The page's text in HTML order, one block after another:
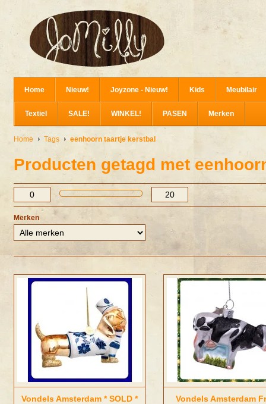
Home Nieuw! Joyzone - Nieuw! Kids Meubilair
Textiel SALE! WINKEL! PASEN Merken
Home Tags eenhoorn taartje kerstbal
Producten getagd met
Merken
Vondels Amsterdam * SOLD *
Vondels Amsterdam